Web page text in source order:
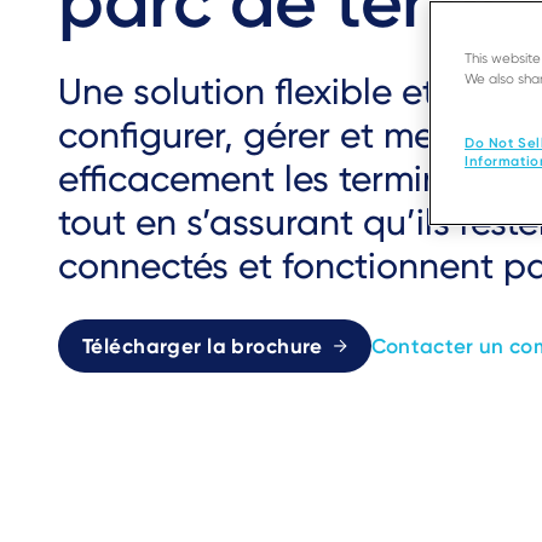
Une solution flexible et
configurer, gérer et mettre à
efficacement les terminaux
tout en s’assurant qu’ils
connectés et fonctionnent
Télécharger la brochure Contacter un
This
We also
Do Not